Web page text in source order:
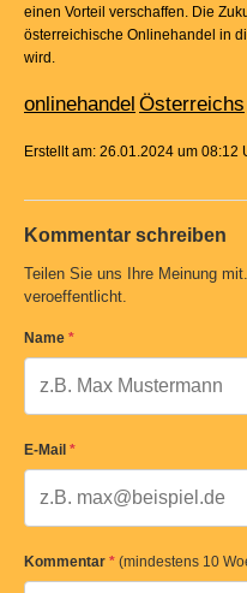
einen Vorteil verschaffen. Die
österreichische Onlinehandel in
wird.
onlinehandel Österreichs
Erstellt am: 26.01.2024 um 08:12
Kommentar schreiben
Teilen Sie uns Ihre Meinung
veroeffentlicht.
Name *
E-Mail *
Kommentar * (mindestens 10